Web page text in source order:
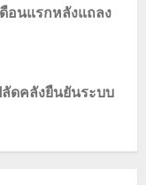
อนแรกหลังแถลง
ลัดคลังยืนยันระบบ